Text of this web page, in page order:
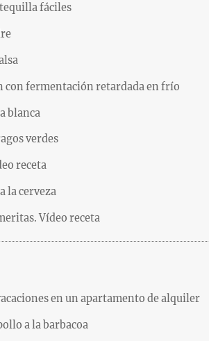
fáciles
con fermentación retardada en frío
blanca
verdes
receta
la cerveza
Vídeo receta
en un apartamento de alquiler
a la barbacoa